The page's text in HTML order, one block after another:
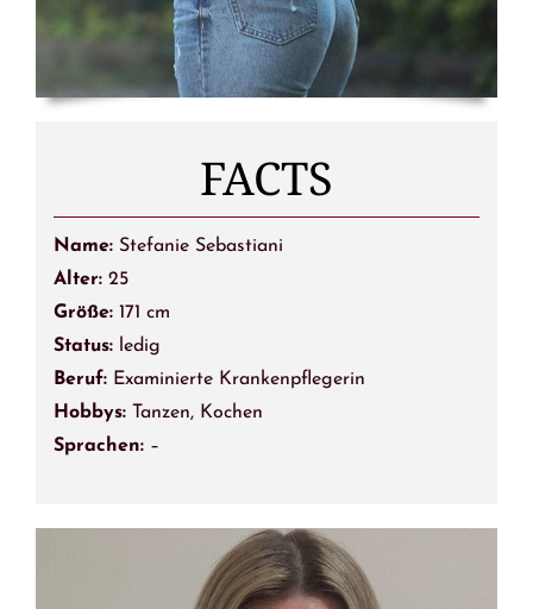
FACTS
Name: Stefanie Sebastiani
Alter:25
Größe: 171 cm
Status:ledig
Beruf: Examinierte Krankenpflegerin
Hobbys:
Tanzen, Kochen
Sprachen: –